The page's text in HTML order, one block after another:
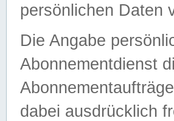
persönlichen Daten
Die Angabe
Abonnementdienst
dabei ausdrücklich